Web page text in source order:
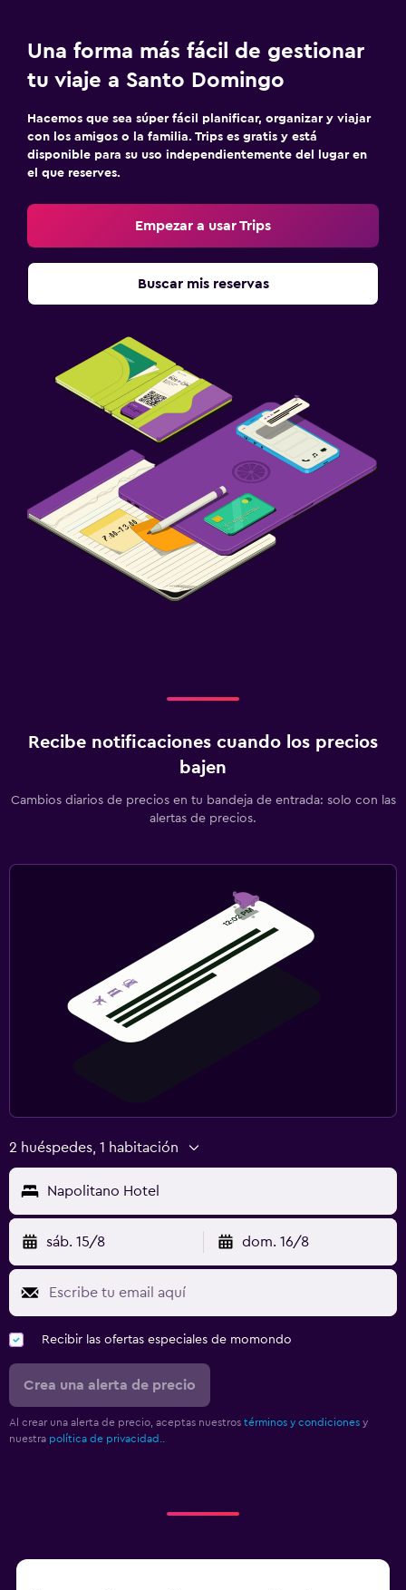
Terraza/patio
Terraza
Zona de trabajo
Fax/fotocopiadora
Ideal para familias
Cuna/cama nido disponibles
Comidas para niños
Gimnasio
Una forma más fácil de gestionar
tu viaje a Santo Domingo
Hacemos que sea súper fácil planificar, organizar y viajar
con los amigos o la familia. Trips es gratis y está
disponible para su uso independientemente del lugar en
el que reserves.
Empezar a usar Trips
Buscar mis reservas
Recibe notificaciones cuando los precios
bajen
Cambios diarios de precios en tu bandeja de entrada: solo con las
alertas de precios.
2 huéspedes, 1 habitación
Napolitano Hotel
sáb. 15/8 dom. 16/8
Recibir las ofertas especiales de momondo
Crea una alerta de precio
Al crear una alerta de precio, aceptas nuestros términos y condiciones y
nuestra política de privacidad.